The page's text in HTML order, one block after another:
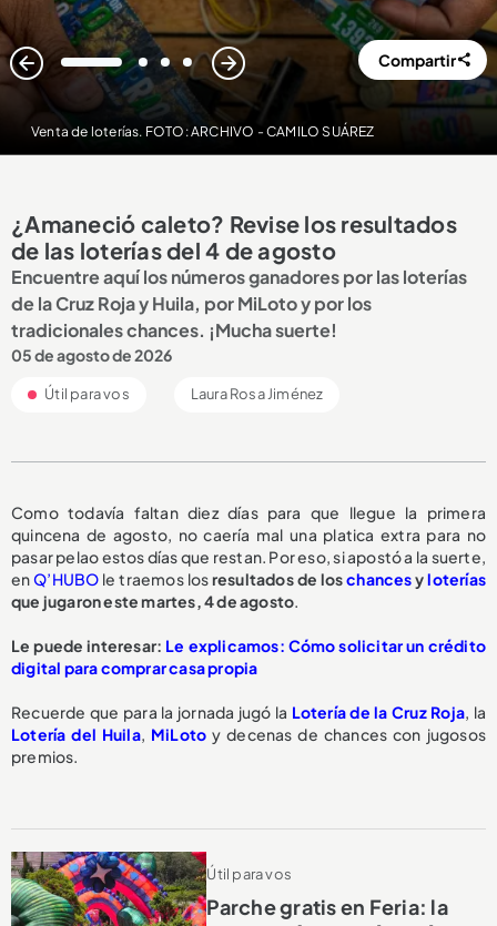
Venta de loterías. FOTO: ARCHIVO - CAMILO SUÁREZ
1 2 3 4 Compartir
¿Amaneció caleto? Revise los resultados
de las loterías del 4 de agosto
Encuentre aquí los números ganadores por las loterías
de la Cruz Roja y Huila, por MiLoto y por los
tradicionales chances. ¡Mucha suerte!
05 de agosto de 2026
Útil para vos Laura Rosa Jiménez
Como todavía faltan diez días para que llegue la primera
quincena de agosto, no caería mal una platica extra para no
pasar pelao estos días que restan. Por eso, si apostó a la suerte,
enQ’HUBO le traemos losresultados de loschancesyloterías
que jugaron este martes, 4 de agosto.
Le puede interesar: Le explicamos: Cómo solicitar un crédito
digital para comprar casa propia
Recuerde que para la jornada jugó la Lotería de la Cruz Roja, la
Lotería del Huila, MiLoto y decenas de chances con jugosos
premios.
Útil para vos
Parche gratis en Feria: la